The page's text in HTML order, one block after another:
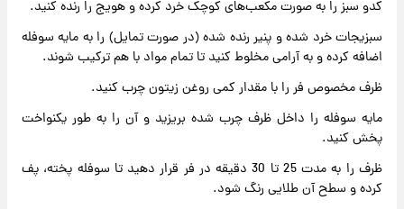
کدو سبز را به صورت مکعب‌های کوچک خرد کرده و هویج را رنده کنید.
سبزیجات خرد شده و پنیر رنده شده (در صورت تمایل) را به مایه سوفله
اضافه کرده و به آرامی مخلوط کنید تا تمام مواد با هم ترکیب شوند.
ظرف مخصوص فر را با مقدار کمی روغن زیتون چرب کنید.
مایه سوفله را داخل ظرف چرب شده بریزید و آن را به طور یکنواخت
پخش کنید.
ظرف را به مدت 25 تا 30 دقیقه در فر قرار دهید تا سوفله پخته، پف
کرده و سطح آن طلایی رنگ شود.